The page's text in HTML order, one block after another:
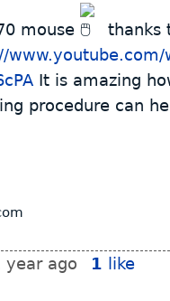
mouse
thanks
www.youtube.com/
It is amazing
procedure can
year ago 1 like